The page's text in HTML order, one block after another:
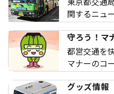
関するニュ
守ろう！マ
都営交通を
マナーのコ
グッズ情報